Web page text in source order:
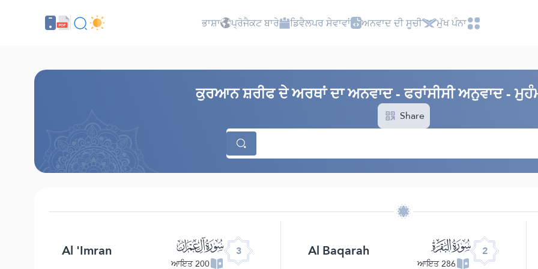
ਮੁੱਖ ਪੰਨਾ
ਅਨਵਾਦ ਦੀ ਸੂਚੀ
ਡਿਵੈਲਪਰ ਸੇਵਾਵਾਂ
ਪ੍ਰੋਜੈਕਟ ਬਾਰੇ
ਭਾਸ਼ਾ
ਕੁਰਆਨ ਸ਼ਰੀਫ ਦੇ ਅਰਥਾਂ ਦਾ ਅਨਵਾਦ - ਫਰਾਂਸੀਸੀ ਅਨੁਵਾਦ -
Share
2 ﮎ
286 ਆਇਤ
Al Baqarah
3 ﮏ
200 ਆਇਤ
Al 'Imran